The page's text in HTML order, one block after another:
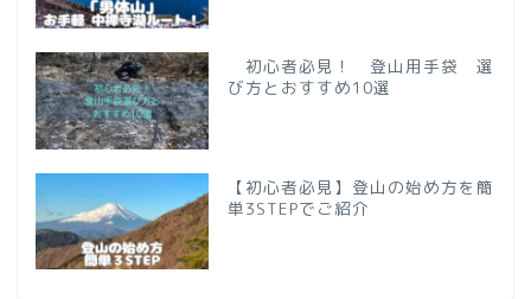
初心者必見！ 登山用手袋 選
び方とおすすめ10選
【初心者必見】登山の始め方を簡
単3STEPでご紹介